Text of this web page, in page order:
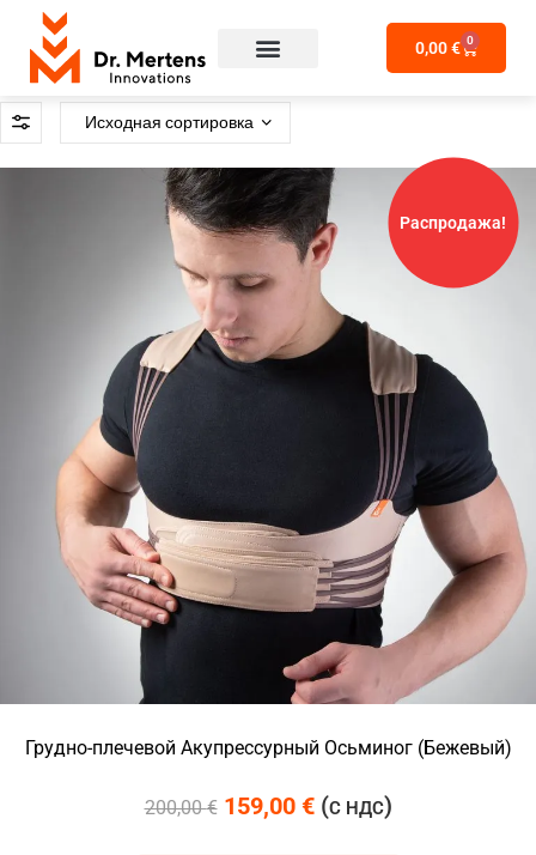
0,00€ 0
Распродажа!
Грудно-плечевой Акупрессурный Осьминог (Бежевый)
200,00€ 159,00 €(С НДС)